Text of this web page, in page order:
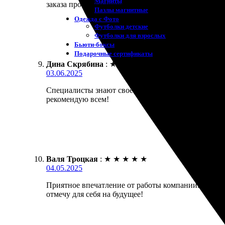
Пазлы магнитные
Одежда с Фото
Футболки детские
Футболки для взрослых
Бьюти-боксы
Подарочные сертификаты
заказа простой и понятный. Рекомендую всем!
Дина Скрябина : ★
03.06.2025
Специалисты знают свое дело! Заказала печать
рекомендую всем!
Валя Троцкая : ★ ★ ★ ★ ★
04.05.2025
Приятное впечатление от работы компании.
отмечу для себя на будущее!